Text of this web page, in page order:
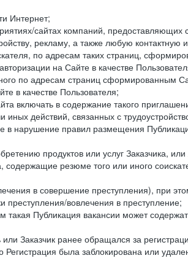
Интернет;
сайтах компаний, предоставляющих
рекламу, а также любую
по адресам таких страниц,
на Сайте в качестве
по адресам страниц сформированным
в качестве Пользователя;
включать в содержание такого
действий, связанных с
нарушение правил размещения
продуктов или услуг Заказчика,
резюме того или иного
в совершение преступления), при
преступления/вовлечения в преступление;
Публикация вакансии может
Заказчик ранее обращался за
была заблокирована или